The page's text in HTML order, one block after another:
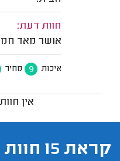
חוות דעת:
אושר מאד
איכות 9 מחיר
אין
קראת